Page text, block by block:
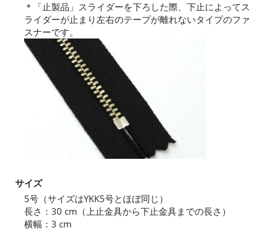
＊「止製品」スライダーを下ろした際、下止によってス
ライダーが止まり左右のテープが離れないタイプのファ
スナーです。
サイズ
5号（サイズはYKK5号とほぼ同じ）
長さ：30 cm（上止金具から下止金具までの長さ）
横幅：3 cm